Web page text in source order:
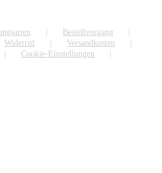
Bestellvorgang
Widerruf
Versandkosten
Cookie-Einstellungen